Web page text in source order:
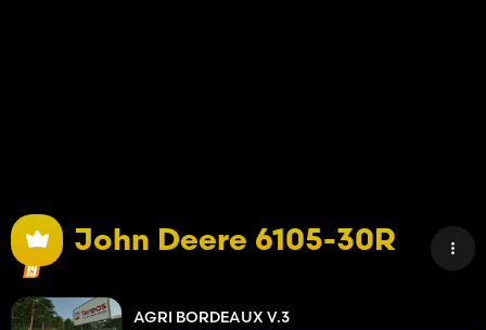
John Deere 6105-30R
AGRI BORDEAUX V.3